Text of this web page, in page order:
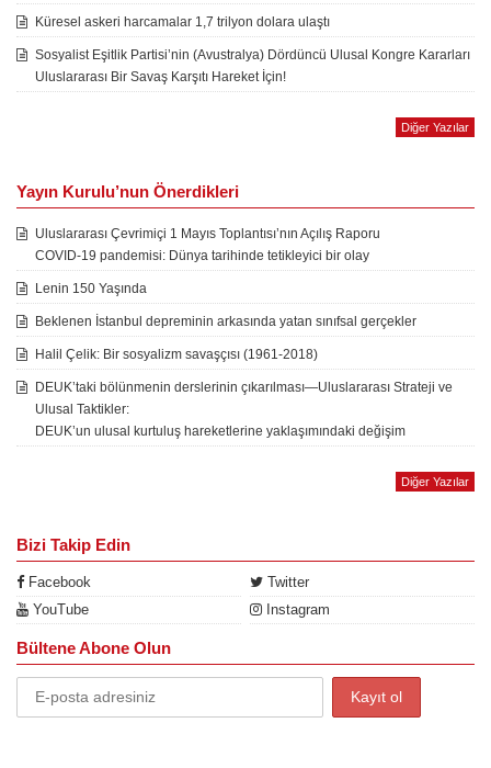
Küresel askeri harcamalar 1,7 trilyon dolara ulaştı
Sosyalist Eşitlik Partisi’nin (Avustralya) Dördüncü Ulusal Kongre Kararları
Uluslararası Bir Savaş Karşıtı Hareket İçin!
Diğer Yazılar
Yayın Kurulu’nun Önerdikleri
Uluslararası Çevrimiçi 1 Mayıs Toplantısı’nın Açılış Raporu
COVID-19 pandemisi: Dünya tarihinde tetikleyici bir olay
Lenin 150 Yaşında
Beklenen İstanbul depreminin arkasında yatan sınıfsal gerçekler
Halil Çelik: Bir sosyalizm savaşçısı (1961-2018)
DEUK’taki bölünmenin derslerinin çıkarılması—Uluslararası Strateji ve
Ulusal Taktikler:
DEUK’un ulusal kurtuluş hareketlerine yaklaşımındaki değişim
Diğer Yazılar
Bizi Takip Edin
Facebook
Twitter
YouTube
Instagram
Bültene Abone Olun